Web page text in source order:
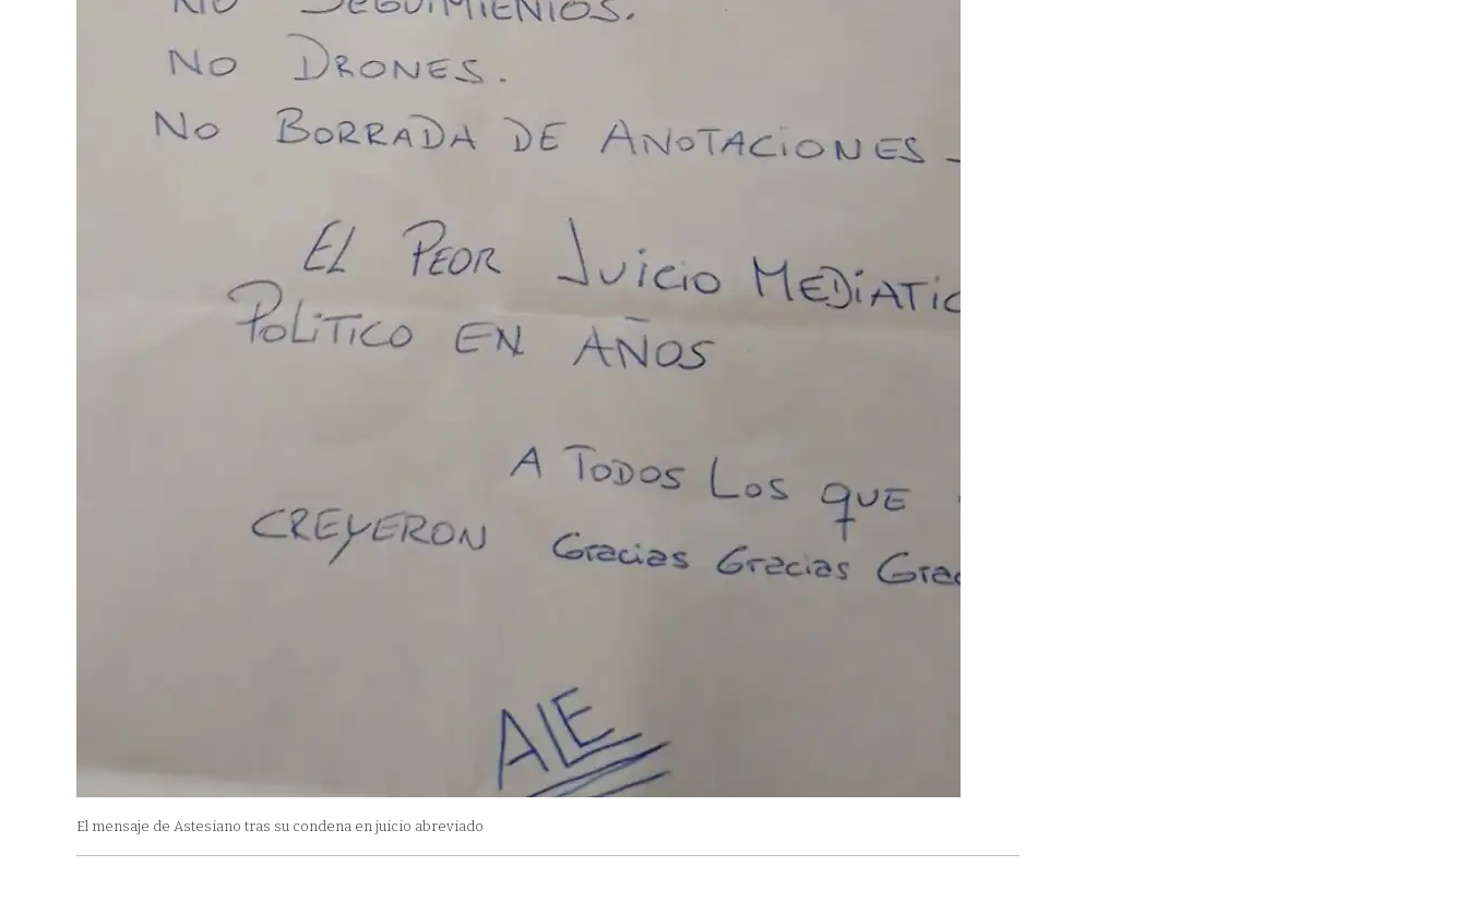
El mensaje de Astesiano tras su condena en juicio abreviado